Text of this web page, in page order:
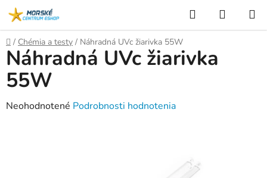
Prejsť
na
obsah
Hľadať
KOŠÍK
Domov
/ Chémia a testy / Náhradná UVc žiarivka 55W
Náhradná UVc žiarivka
55W
Priemerné
Neohodnotené Podrobnosti hodnotenia